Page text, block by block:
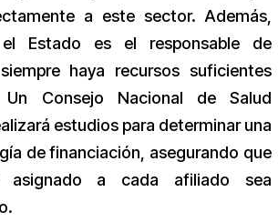
a este sector. Además,
Estado es el responsable de
haya recursos suficientes
Consejo Nacional de Salud
estudios para determinar una
de financiación, asegurando que
asignado a cada afiliado sea